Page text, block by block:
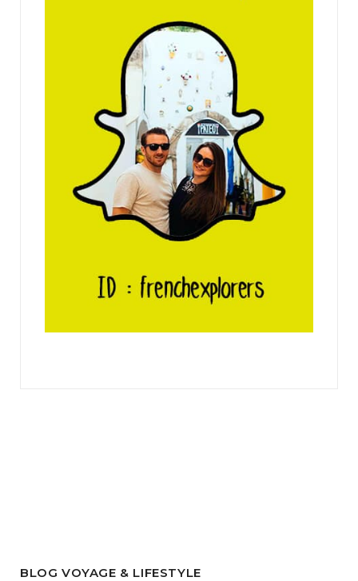
BLOG VOYAGE & LIFESTYLE